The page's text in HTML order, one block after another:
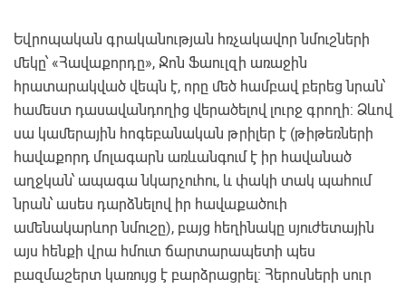
Եվրոպական գրականության հռչակավոր նմուշների
մեկը՝ «Հավաքորդը», Ջոն Ֆաուլզի առաջին
հրատարակված վեպն է, որը մեծ համբավ բերեց նրան՝
համեստ դասավանդողից վերածելով լուրջ գրողի: Ձևով
սա կամերային հոգեբանական թրիլեր է (թիթեռների
հավաքորդ մոլագարն առևանգում է իր հավանած
աղջկան՝ ապագա նկարչուհու, և փակի տակ պահում
նրան՝ ասես դարձնելով իր հավաքածուի
ամենակարևոր նմուշը), բայց հեղինակը սյուժետային
այս հենքի վրա հմուտ ճարտարապետի պես
բազմաշերտ կառույց է բարձրացրել: Հերոսների սուր